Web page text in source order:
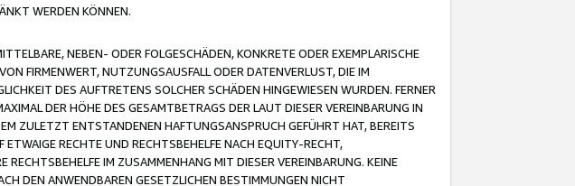
WERDEN KÖNNEN.
NEBEN- ODER FOLGESCHÄDEN, KONKRETE ODER EXEMPLARISCHE
FIRMENWERT, NUTZUNGSAUSFALL ODER DATENVERLUST, DIE IM
DES AUFTRETENS SOLCHER SCHÄDEN HINGEWIESEN WURDEN. FERNER
DER HÖHE DES GESAMTBETRAGS DER LAUT DIESER VEREINBARUNG IN
ZULETZT ENTSTANDENEN HAFTUNGSANSPRUCH GEFÜHRT HAT, BEREITS
RECHTE UND RECHTSBEHELFE NACH EQUITY-RECHT,
IM ZUSAMMENHANG MIT DIESER VEREINBARUNG. KEINE
DEN ANWENDBAREN GESETZLICHEN BESTIMMUNGEN NICHT